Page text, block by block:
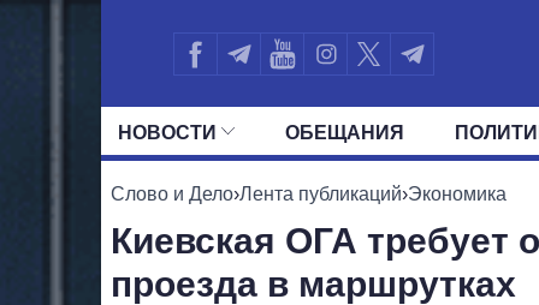
НОВОСТИ ОБЕЩАНИЯ
ВСЕ ПОЛИТИКИ ПРЕЗИДЕНТ И
Слово и Дело›Лента публикаций›Экономика
Киевская ОГА требует
проезда в маршрутках